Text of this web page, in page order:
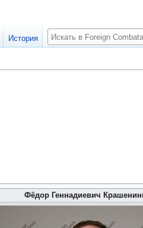
Фёдор Геннадиевич
История